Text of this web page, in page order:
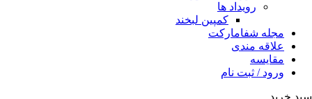
رویداد ها
کمپین لبخند
مجله شفامارکت
علاقه مندی
مقایسه
ورود / ثبت نام
سبد خرید